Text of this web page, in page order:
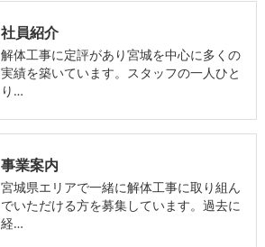
社員紹介
解体工事に定評があり宮城を中心に多くの
実績を築いています。スタッフの一人ひと
り…
事業案内
宮城県エリアで一緒に解体工事に取り組ん
でいただける方を募集しています。過去に
経…